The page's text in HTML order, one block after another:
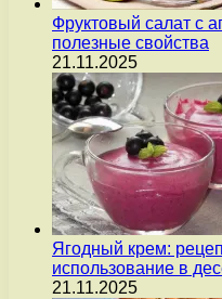
Фруктовый салат с
полезные свойства
21.11.2025
Ягодный крем:
использование в
21.11.2025